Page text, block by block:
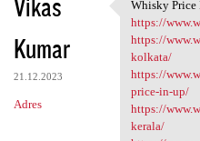
Kumar
21.12.2023
Adres
Whisky
Whisky Price
https://
https://
kolkata/
https://
price-in-up/
https://
kerala/